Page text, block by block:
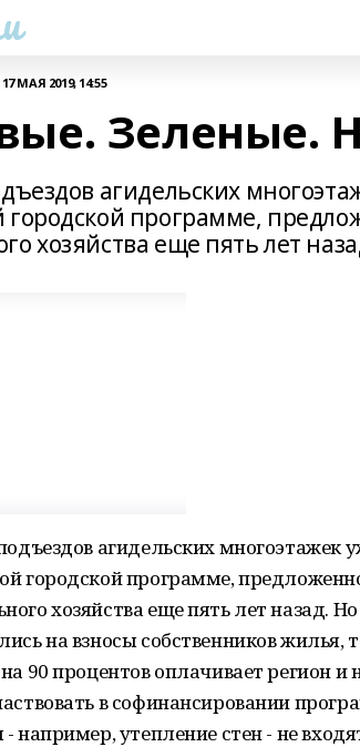
17 МАЯ 2019, 14:55
Зеленые.
агидельских
городской программе,
хозяйства еще пять лет
агидельских многоэтажек
городской программе,
хозяйства еще пять лет назад.
на взносы собственников
90 процентов оплачивает регион
в софинансировании
например, утепление стен - не